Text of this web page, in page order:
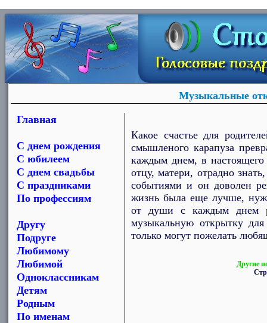
Музыкальные
Главная
С днем рождения
С юбилеем
С днем свадьбы
С праздниками
По профессиям
Другу
Подруге
Любимому
Любимой
Одноклассникам
Детям
Родным
По именам
Какое счастье для
смышленого карапуза
каждым днем, в
отцу, матери, отрадно
событиями и он доволен
жизнь была еще лучше,
от души с каждым днем
музыкальную открытку
только могут пожелать
Другие